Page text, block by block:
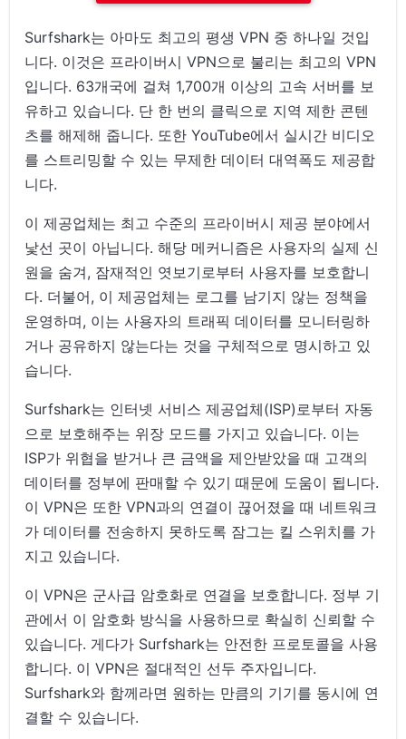
Surfshark는 아마도 최고의 평생 VPN 중 하나일 것입
니다. 이것은 프라이버시 VPN으로 불리는 최고의 VPN
입니다. 63개국에 걸쳐 1,700개 이상의 고속 서버를 보
유하고 있습니다. 단 한 번의 클릭으로 지역 제한 콘텐
츠를 해제해 줍니다. 또한 YouTube에서 실시간 비디오
를 스트리밍할 수 있는 무제한 데이터 대역폭도 제공합
니다.
이 제공업체는 최고 수준의 프라이버시 제공 분야에서
낯선 곳이 아닙니다. 해당 메커니즘은 사용자의 실제 신
원을 숨겨, 잠재적인 엿보기로부터 사용자를 보호합니
다. 더불어, 이 제공업체는 로그를 남기지 않는 정책을
운영하며, 이는 사용자의 트래픽 데이터를 모니터링하
거나 공유하지 않는다는 것을 구체적으로 명시하고 있
습니다.
Surfshark는 인터넷 서비스 제공업체(ISP)로부터 자동
으로 보호해주는 위장 모드를 가지고 있습니다. 이는
ISP가 위협을 받거나 큰 금액을 제안받았을 때 고객의
데이터를 정부에 판매할 수 있기 때문에 도움이 됩니다.
이 VPN은 또한 VPN과의 연결이 끊어졌을 때 네트워크
가 데이터를 전송하지 못하도록 잠그는 킬 스위치를 가
지고 있습니다.
이 VPN은 군사급 암호화로 연결을 보호합니다. 정부 기
관에서 이 암호화 방식을 사용하므로 확실히 신뢰할 수
있습니다. 게다가 Surfshark는 안전한 프로토콜을 사용
합니다. 이 VPN은 절대적인 선두 주자입니다.
Surfshark와 함께라면 원하는 만큼의 기기를 동시에 연
결할 수 있습니다.